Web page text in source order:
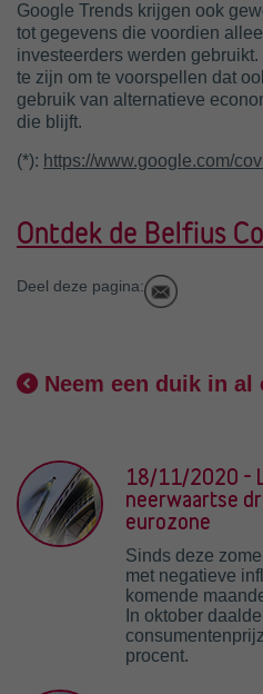
Google Trends krijgen ook
tot gegevens die voordien
investeerders werden
te zijn om te voorspellen dat
gebruik van alternatieve
die blijft.
(*): https://www.google.com/
Ontdek de Belfius
Deel deze pagina:
Neem een duik in al
18/11/2020 -
neerwaartse
eurozone
Sinds deze
met negatieve
komende
In oktober
procent.